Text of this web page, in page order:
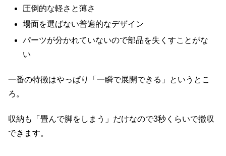
圧倒的な軽さと薄さ
場面を選ばない普遍的なデザイン
パーツが分かれていないので部品を失くすことがな
い
一番の特徴はやっぱり「一瞬で展開できる」というとこ
ろ。
収納も「畳んで脚をしまう」だけなので3秒くらいで撤収
できます。